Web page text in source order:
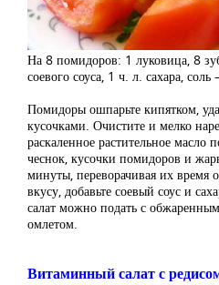
На 8 помидоров: 1 луковица, 8
соевого соуса, 1 ч. л. сахара, соль
Помидоры ошпарьте кипятком,
кусочками. Очистите и мелко
раскаленное растительное масло
чеснок, кусочки помидоров и
минуты, переворачивая их время
вкусу, добавьте соевый соус и
салат можно подать с
омлетом.
Витаминный салат с